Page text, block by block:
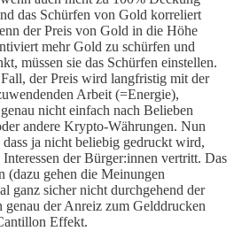
das Schürfen von Gold korreliert
der Preis von Gold in die Höhe
mehr Gold zu schürfen und
müssen sie das Schürfen einstellen.
der Preis wird langfristig mit der
Arbeit (=Energie),
nicht einfach nach Belieben
andere Krypto-Währungen. Nun
ja nicht beliebig gedruckt wird,
Interessen der Bürger:innen vertritt. Das
(dazu gehen die Meinungen
ganz sicher nicht durchgehend der
der Anreiz zum Gelddrucken
Effekt.